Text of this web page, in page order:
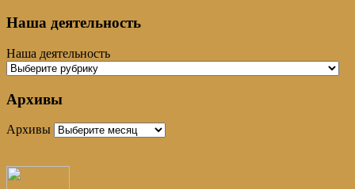
Наша деятельность
Наша деятельность
Архивы
Архивы